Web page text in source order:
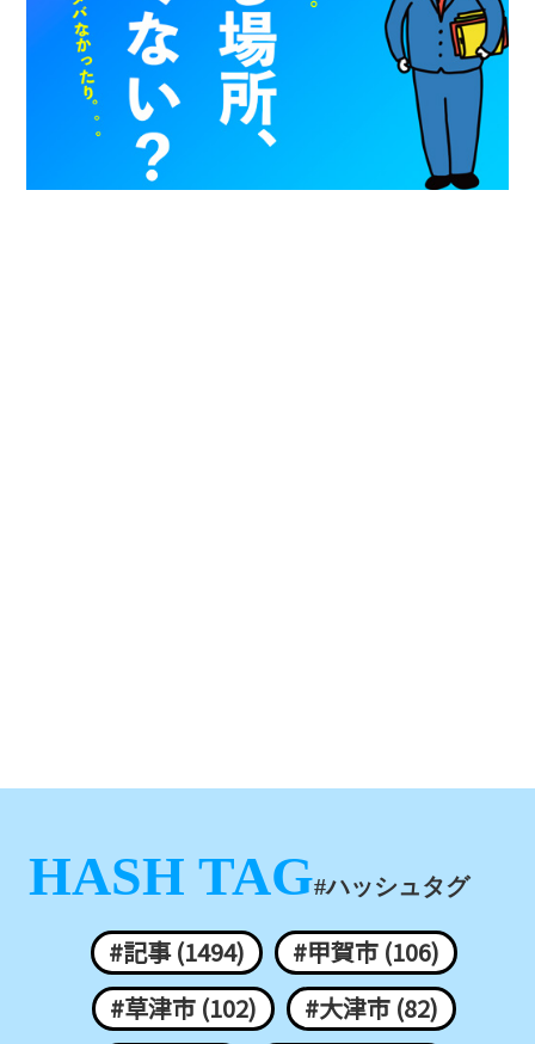
HASH TAG#ハッシュタグ
#記事 (1494)
#甲賀市 (106)
#草津市 (102)
#大津市 (82)